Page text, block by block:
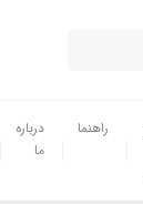
راهنما
درباره
ما